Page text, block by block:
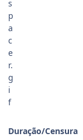
Duração/Censura